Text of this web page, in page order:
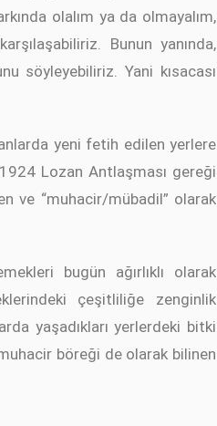
olalım ya da olmayalım,
Bunun yanında,
söyleyebiliriz. Yani kısacası
yeni fetih edilen yerlere
Lozan Antlaşması gereği
ve “muhacir/mübadil” olarak
bugün ağırlıklı olarak
çeşitliliğe zenginlik
yaşadıkları yerlerdeki bitki
böreği de olarak bilinen